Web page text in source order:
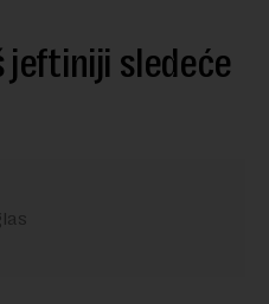
jeftiniji sledeće